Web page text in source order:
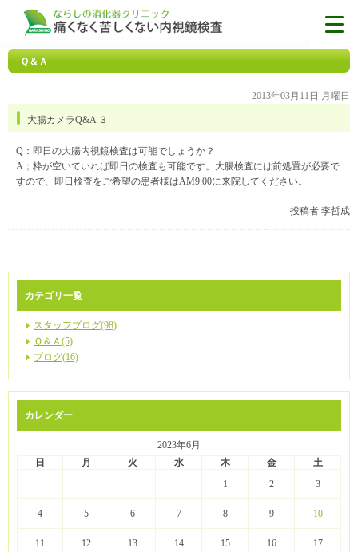
Ｑ＆Ａ
2013年03月11日 月曜日
大腸カメラQ&A ３
Q：即日の大腸内視鏡検査は可能でしょうか？
A；枠が空いていれば即日の検査も可能です。大腸検査には前処置が必要で
すので、即日検査をご希望の患者様はAM9:00に来院してください。
投稿者 李哲成
カテゴリ一覧
スタッフブログ(98)
Ｑ＆Ａ(5)
ブログ(16)
カレンダー
2023年6月
日
月 火 水 木 金
土
1
2 3
4 5 6 7 8 9 10
11 12 13 14 15 16 17